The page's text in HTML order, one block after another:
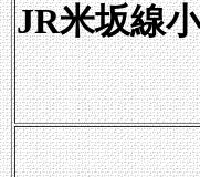
JR米坂線